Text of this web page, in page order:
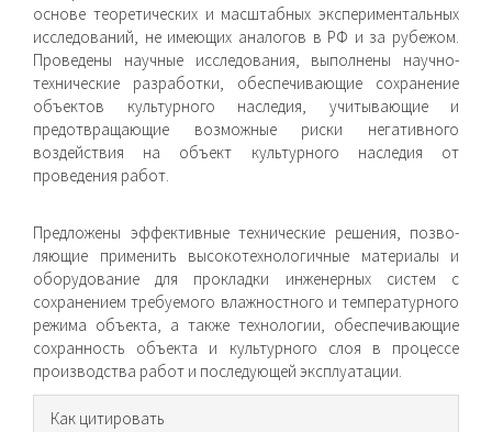
основе теоретических и масштабных экспериментальных
исследований, не имеющих аналогов в РФ и за рубежом.
Проведены научные исследования, выполнены научно-
технические разработки, обеспечивающие сохранение
объектов культурного наследия, учитывающие и
предотвращающие возможные риски негативного
воздействия на объект культурного наследия от
проведения работ.
Предложены эффективные технические решения, позво­
ляющие применить высокотехнологичные материалы и
обо­рудование для прокладки инженерных систем с
сохранением требуемого влажностного и температурного
режима объекта, а также технологии, обеспечивающие
сохранность объекта и культурного слоя в процессе
производства работ и последу­ющей эксплуатации.
Информация
Как цитировать